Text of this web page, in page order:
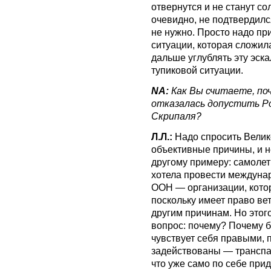
отвернутся и не станут
очевидно, не
не нужно. Просто надо
ситуации, которая
дальше углублять эту
тупиковой ситуации.
NA: Как Вы считаете,
отказалась допустить
Скрипаля?
Л.Л.: Надо спросить
объективные причины, и
другому примеру:
хотела провести
ООН — организации,
поскольку имеет право
другим причинам. Но
вопрос: почему? Почему
чувствует себя
задействованы —
что уже само по себе